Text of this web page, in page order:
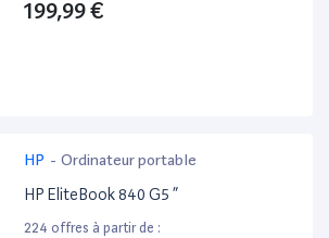
199,99 €
HP - Ordinateur portable
HP EliteBook 840 G5 ”
224 offres à partir de :